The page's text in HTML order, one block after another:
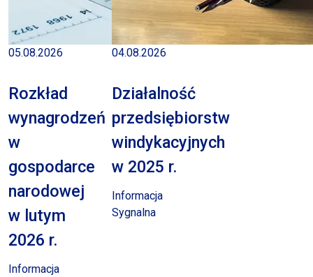
05.08.2026
Rozkład
wynagrodzeń
w
gospodarce
narodowej
w lutym
2026 r.
Informacja
04.08.2026
Działalność
przedsiębiorstw
windykacyjnych
w 2025 r.
Informacja
Sygnalna